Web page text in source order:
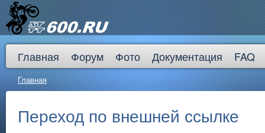
Главная Форум Фото Документация FAQ
Главная
Переход по внешней ссылке